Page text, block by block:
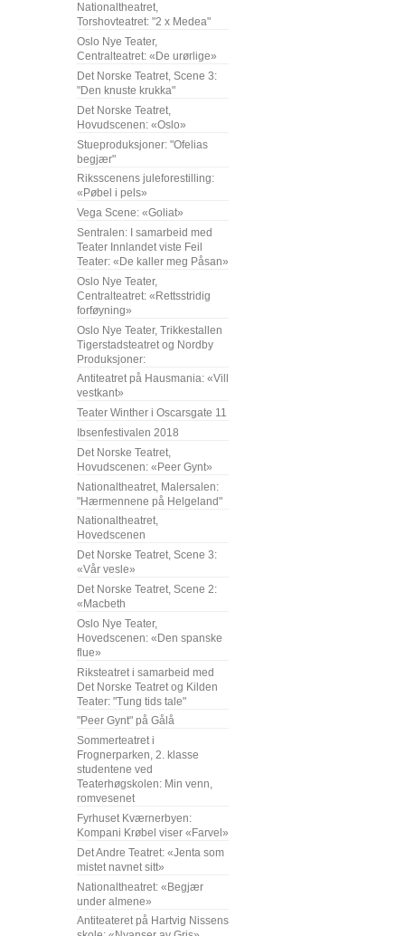
Nationaltheatret,
Torshovteatret: "2 x Medea"
Oslo Nye Teater,
Centralteatret: «De urørlige»
Det Norske Teatret, Scene 3:
"Den knuste krukka"
Det Norske Teatret,
Hovudscenen: «Oslo»
Stueproduksjoner: "Ofelias
begjær"
Riksscenens juleforestilling:
«Pøbel i pels»
Vega Scene: «Goliat»
Sentralen: I samarbeid med
Teater Innlandet viste Feil
Teater: «De kaller meg Påsan»
Oslo Nye Teater,
Centralteatret: «Rettsstridig
forføyning»
Oslo Nye Teater, Trikkestallen
Tigerstadsteatret og Nordby
Produksjoner:
Antiteatret på Hausmania: «Vill
vestkant»
Teater Winther i Oscarsgate 11
Ibsenfestivalen 2018
Det Norske Teatret,
Hovudscenen: «Peer Gynt»
Nationaltheatret, Malersalen:
"Hærmennene på Helgeland"
Nationaltheatret,
Hovedscenen
Det Norske Teatret, Scene 3:
«Vår vesle»
Det Norske Teatret, Scene 2:
«Macbeth
Oslo Nye Teater,
Hovedscenen: «Den spanske
flue»
Riksteatret i samarbeid med
Det Norske Teatret og Kilden
Teater: "Tung tids tale"
"Peer Gynt" på Gålå
Sommerteatret i
Frognerparken, 2. klasse
studentene ved
Teaterhøgskolen: Min venn,
romvesenet
Fyrhuset Kværnerbyen:
Kompani Krøbel viser «Farvel»
Det Andre Teatret: «Jenta som
mistet navnet sitt»
Nationaltheatret: «Begjær
under almene»
Antiteateret på Hartvig Nissens